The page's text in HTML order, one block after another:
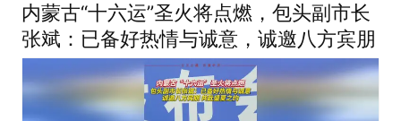
内蒙古“十六运”圣火将点燃，包头副市长
张斌：已备好热情与诚意，诚邀八方宾朋